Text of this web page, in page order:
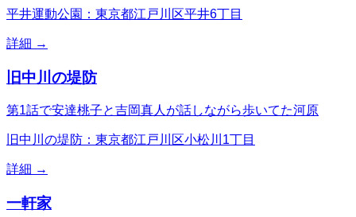
平井運動公園：東京都江戸川区平井6丁目
詳細 →
旧中川の堤防
第1話で安達桃子と吉岡真人が話しながら歩いてた河原
旧中川の堤防：東京都江戸川区小松川1丁目
詳細 →
一軒家